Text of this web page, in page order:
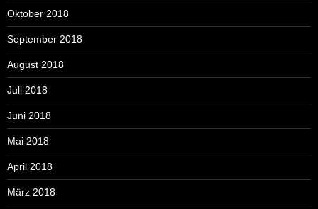
Oktober 2018
September 2018
August 2018
Juli 2018
Juni 2018
Mai 2018
April 2018
März 2018